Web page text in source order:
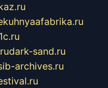
dark-sand.ru
archives.ru